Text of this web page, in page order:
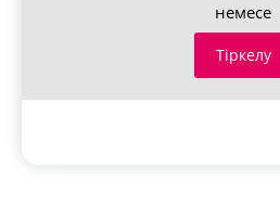
немесе
Тіркелу